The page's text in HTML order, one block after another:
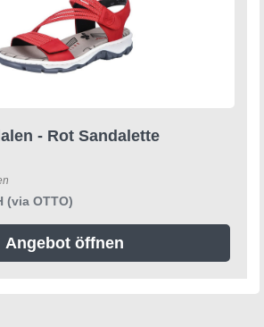
- Rot Sandalette
(via OTTO)
Angebot öffnen